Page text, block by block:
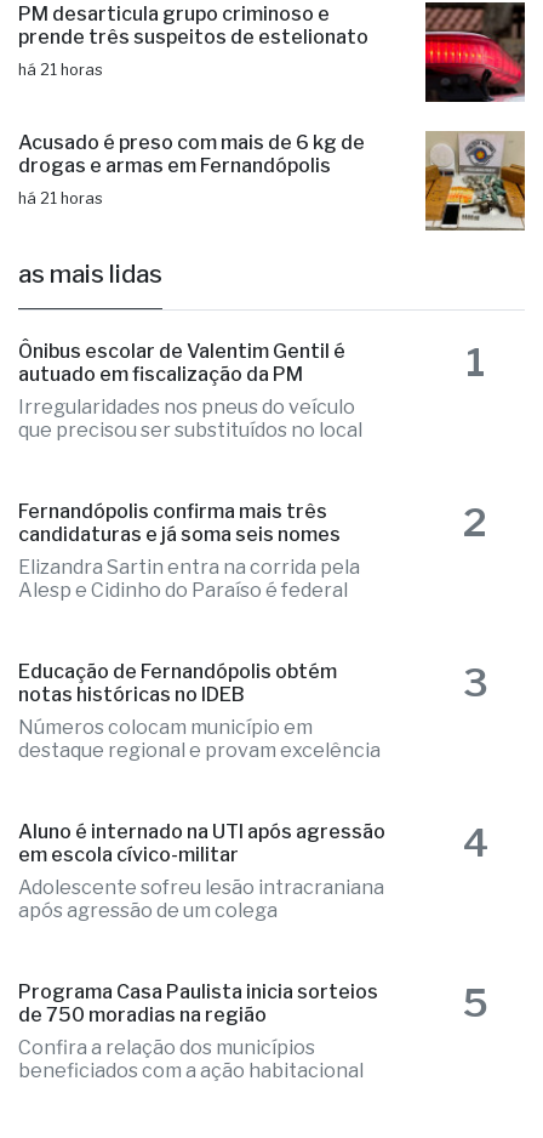
PM desarticula grupo criminoso e
prende três suspeitos de estelionato
há 21 horas
Acusado é preso com mais de 6 kg de
drogas e armas em Fernandópolis
há 21 horas
as mais lidas
Ônibus escolar de Valentim Gentil é
autuado em fiscalização da PM
Irregularidades nos pneus do veículo
que precisou ser substituídos no local
1
Fernandópolis confirma mais três
candidaturas e já soma seis nomes
Elizandra Sartin entra na corrida pela
Alesp e Cidinho do Paraíso é federal
2
Educação de Fernandópolis obtém
notas históricas no IDEB
Números colocam município em
destaque regional e provam excelência
3
Aluno é internado na UTI após agressão
em escola cívico-militar
Adolescente sofreu lesão intracraniana
após agressão de um colega
4
Programa Casa Paulista inicia sorteios
de 750 moradias na região
Confira a relação dos municípios
beneficiados com a ação habitacional
5